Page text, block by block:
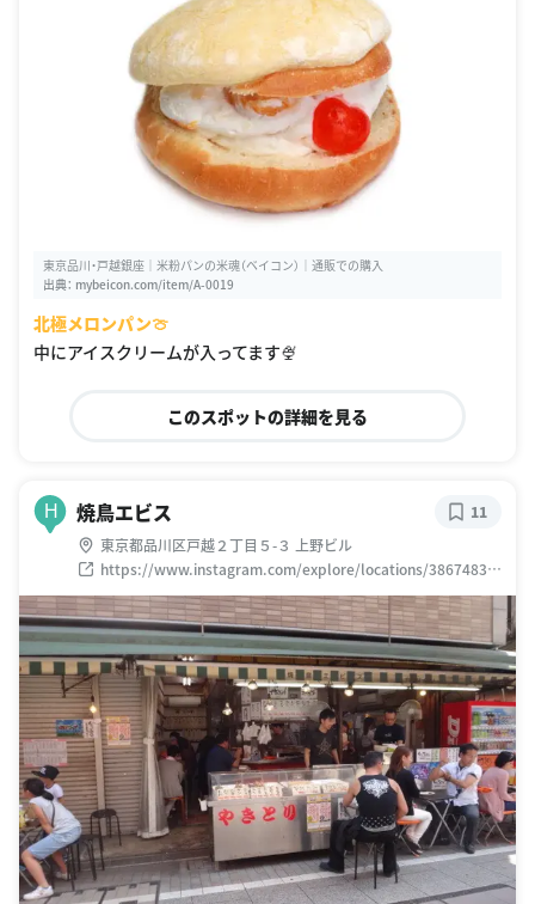
東京品川・戸越銀座｜米粉パンの米魂（ベイコン）｜通販での購入
出典： mybeicon.com/item/A-0019
北極メロンパン🍈
中にアイスクリームが入ってます🍨
このスポットの詳細を見る
H 焼鳥エビス
東京都品川区戸越２丁目５-３ 上野ビル
https://www.instagram.com/explore/locations/38674831
0
11